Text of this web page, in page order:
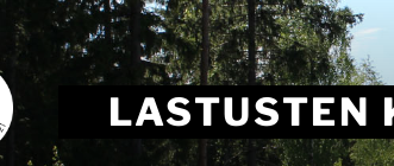
LASTUSTEN